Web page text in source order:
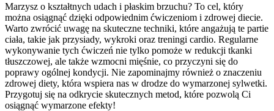
Marzysz o kształtnych udach i płaskim brzuchu? To cel, który
można osiągnąć dzięki odpowiednim ćwiczeniom i zdrowej diecie.
Warto zwrócić uwagę na skuteczne techniki, które angażują te partie
ciała, takie jak przysiady, wykroki oraz treningi cardio. Regularne
wykonywanie tych ćwiczeń nie tylko pomoże w redukcji tkanki
tłuszczowej, ale także wzmocni mięśnie, co przyczyni się do
poprawy ogólnej kondycji. Nie zapominajmy również o znaczeniu
zdrowej diety, która wspiera nas w drodze do wymarzonej sylwetki.
Przygotuj się na odkrycie skutecznych metod, które pozwolą Ci
osiągnąć wymarzone efekty!